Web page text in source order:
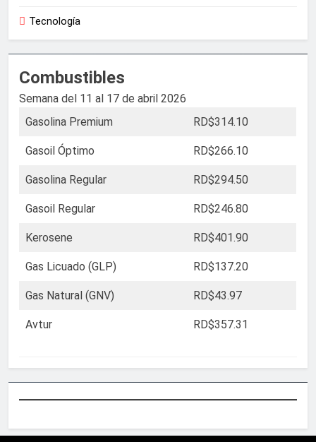
Tecnología
Combustibles
Semana del 11 al 17 de abril 2026
Gasolina Premium
RD$314.10
Gasoil Óptimo RD$266.10
Gasolina Regular RD$294.50
Gasoil Regular RD$246.80
Kerosene RD$401.90
Gas Licuado (GLP) RD$137.20
Gas Natural (GNV) RD$43.97
Avtur RD$357.31